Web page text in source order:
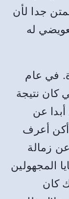
جدا لأن
له
. في عام
كان نتيجة
عن
أعرف
زمالة
المجهولين
كان